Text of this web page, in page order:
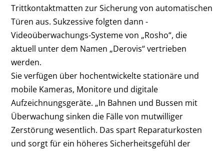
Trittkontaktmatten zur ­Sicherung von automatischen
Türen aus. Sukzessive folgten dann ­
Videoüberwachungs-Systeme von „Rosho“, die
aktuell unter dem Namen „Derovis“ vertrieben
werden.
Sie verfügen über hochentwickelte stationäre und
mobile Kameras, Monitore und digitale
Aufzeichnungsgeräte. „In Bahnen und Bussen mit
Überwachung sinken die Fälle von mutwilliger
Zerstörung wesentlich. Das spart Reparaturkosten
und sorgt für ein höheres Sicherheitsgefühl der